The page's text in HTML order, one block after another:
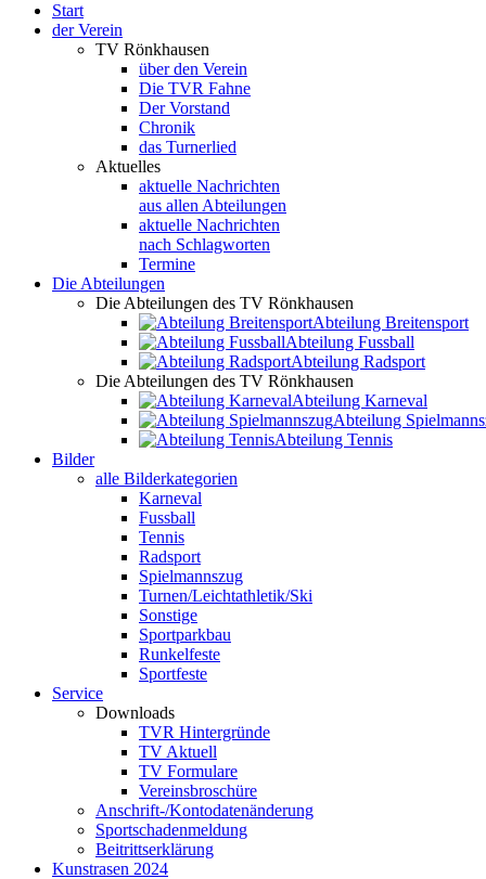
Start
der Verein
TV Rönkhausen
über den Verein
Die TVR Fahne
Der Vorstand
Chronik
das Turnerlied
Aktuelles
aktuelle Nachrichten
aus allen Abteilungen
aktuelle Nachrichten
nach Schlagworten
Termine
Die Abteilungen
Die Abteilungen des TV Rönkhausen
Abteilung Breitensport
Abteilung Fussball
Abteilung Radsport
Die Abteilungen des TV Rönkhausen
Abteilung Karneval
Abteilung
Abteilung Tennis
Bilder
alle Bilderkategorien
Karneval
Fussball
Tennis
Radsport
Spielmannszug
Turnen/Leichtathletik/Ski
Sonstige
Sportparkbau
Runkelfeste
Sportfeste
Service
Downloads
TVR Hintergründe
TV Aktuell
TV Formulare
Vereinsbroschüre
Anschrift-/Kontodatenänderung
Sportschadenmeldung
Beitrittserklärung
Kunstrasen 2024